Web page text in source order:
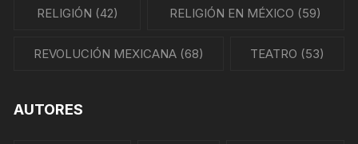
RELIGIÓN (42) RELIGIÓN EN MÉXICO (59)
REVOLUCIÓN MEXICANA (68) TEATRO (53)
AUTORES